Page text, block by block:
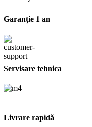
Garanție 1 an
Servisare tehnica
Livrare rapidă